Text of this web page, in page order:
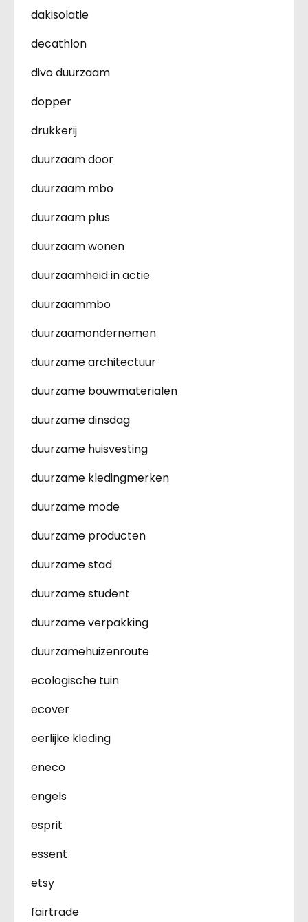
dakisolatie
decathlon
divo duurzaam
dopper
drukkerij
duurzaam door
duurzaam mbo
duurzaam plus
duurzaam wonen
duurzaamheid in actie
duurzaammbo
duurzaamondernemen
duurzame architectuur
duurzame bouwmaterialen
duurzame dinsdag
duurzame huisvesting
duurzame kledingmerken
duurzame mode
duurzame producten
duurzame stad
duurzame student
duurzame verpakking
duurzamehuizenroute
ecologische tuin
ecover
eerlijke kleding
eneco
engels
esprit
essent
etsy
fairtrade